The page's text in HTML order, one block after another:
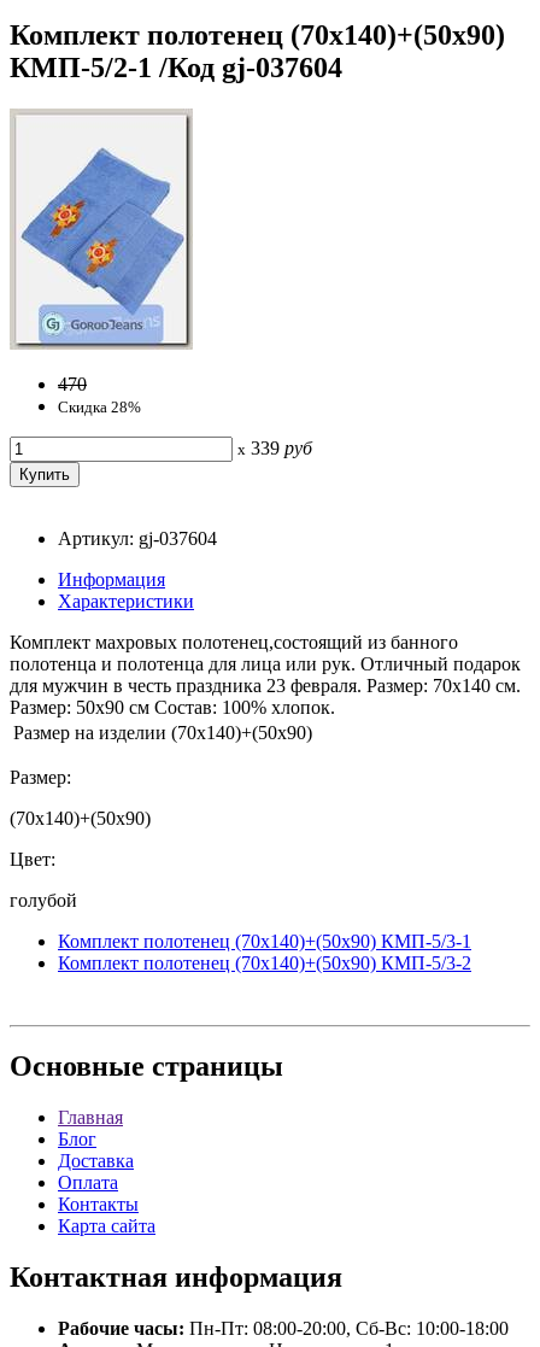
Комплект полотенец (70x140)+(50x90)
КМП-5/2-1 /Код gj-037604
470
Скидка 28%
x 339 руб
Артикул: gj-037604
Информация
Характеристики
Комплект махровых полотенец,состоящий из банного
полотенца и полотенца для лица или рук. Отличный подарок
для мужчин в честь праздника 23 февраля. Размер: 70х140 см.
Размер: 50х90 см Состав: 100% хлопок.
Размер на изделии (70x140)+(50x90)
Размер:
(70x140)+(50x90)
Цвет:
голубой
Комплект полотенец (70x140)+(50x90) КМП-5/3-1
Комплект полотенец (70x140)+(50x90) КМП-5/3-2
Основные страницы
Главная
Блог
Доставка
Оплата
Контакты
Карта сайта
Контактная информация
Рабочие часы: Пн-Пт: 08:00-20:00, Сб-Вс: 10:00-18:00